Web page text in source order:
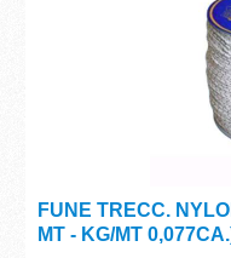
FUNE TRECC.
MT - KG/MT